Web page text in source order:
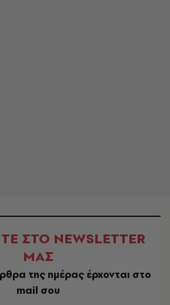
ΣΤΟ NEWSLETTER
ΜΑΣ
της ημέρας έρχονται στο
mail σου